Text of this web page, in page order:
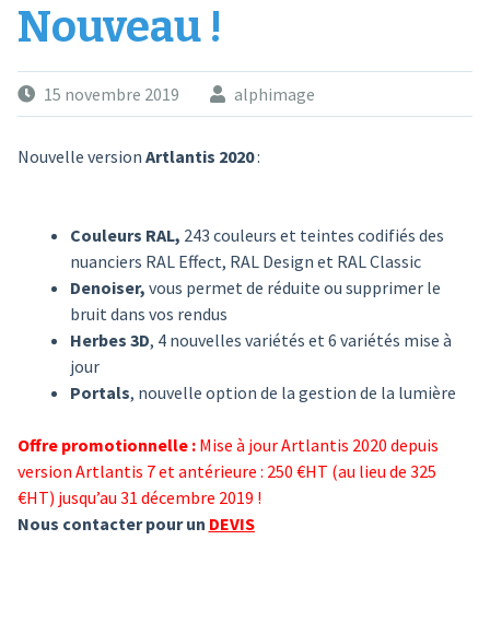
Nouveau !
15 novembre 2019 alphimage
Nouvelle version Artlantis 2020:
Couleurs RAL, 243 couleurs et teintes codifiés des
nuanciers RAL Effect, RAL Design et RAL Classic
Denoiser, vous permet de réduite ou supprimer le
bruit dans vos rendus
Herbes 3D, 4 nouvelles variétés et 6 variétés mise à
jour
Portals, nouvelle option de la gestion de la lumière
Offre promotionnelle : Mise à jour Artlantis 2020 depuis
version Artlantis 7 et antérieure : 250 €HT (au lieu de 325
€HT) jusqu’au 31 décembre 2019 !
Nous contacter pour un DEVIS